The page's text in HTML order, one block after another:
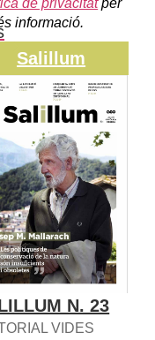
de privacitatper
informació.
Salillum
N. 23
VIDES